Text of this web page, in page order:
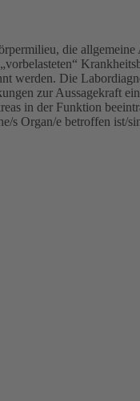
die
werden. Die
zur Aussagekraft
in der Funktion
s Organ/e betroffen ist/